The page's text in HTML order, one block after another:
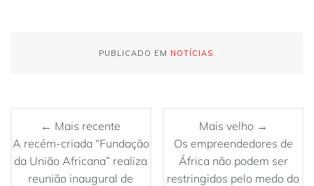
PUBLICADO EM NOTÍCIAS.
← Mais recente
A recém-criada “Fundação
da União Africana” realiza
reunião inaugural de
Mais velho →
Os empreendedores de
África não podem ser
restringidos pelo medo do